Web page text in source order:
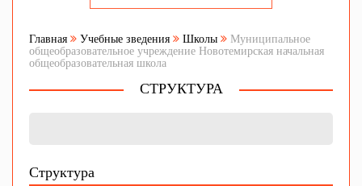
Главная Учебные зведения Школы
Муниципальное
общеобразовательное учреждение Новотемирская начальная
общеобразовательная школа
СТРУКТУРА
Структура